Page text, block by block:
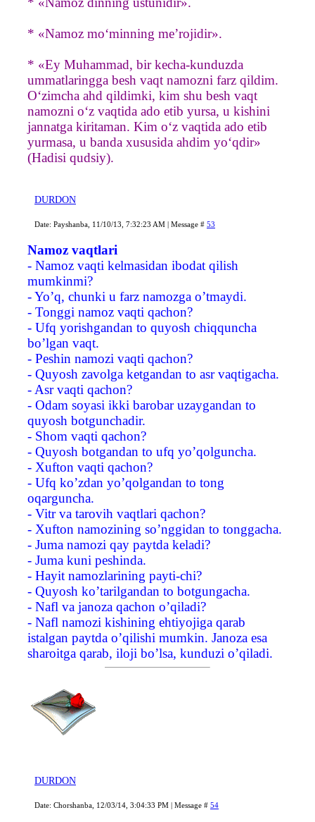
* «Namoz mo‘minning me’rojidir».
* «Ey Muhammad, bir kecha-kunduzda
ummatlaringga besh vaqt namozni farz qildim.
O‘zimcha ahd qildimki, kim shu besh vaqt
namozni o‘z vaqtida ado etib yursa, u kishini
jannatga kiritaman. Kim o‘z vaqtida ado etib
yurmasa, u banda xususida ahdim yo‘qdir»
(Hadisi qudsiy).
DURDON
Date: Payshanba, 11/10/13, 7:32:23 AM | Message # 53
Namoz vaqtlari
- Namoz vaqti kelmasidan ibodat qilish
mumkinmi?
- Yo’q, chunki u farz namozga o’tmaydi.
- Tonggi namoz vaqti qachon?
- Ufq yorishgandan to quyosh chiqquncha
bo’lgan vaqt.
- Peshin namozi vaqti qachon?
- Quyosh zavolga ketgandan to asr vaqtigacha.
- Asr vaqti qachon?
- Odam soyasi ikki barobar uzaygandan to
quyosh botgunchadir.
- Shom vaqti qachon?
- Quyosh botgandan to ufq yo’qolguncha.
- Xufton vaqti qachon?
- Ufq ko’zdan yo’qolgandan to tong
oqarguncha.
- Vitr va tarovih vaqtlari qachon?
- Xufton namozining so’nggidan to tonggacha.
- Juma namozi qay paytda keladi?
- Juma kuni peshinda.
- Hayit namozlarining payti-chi?
- Quyosh ko’tarilgandan to botgungacha.
- Nafl va janoza qachon o’qiladi?
- Nafl namozi kishining ehtiyojiga qarab
istalgan paytda o’qilishi mumkin. Janoza esa
sharoitga qarab, iloji bo’lsa, kunduzi o’qiladi.
DURDON
Date: Chorshanba, 12/03/14, 3:04:33 PM | Message # 54